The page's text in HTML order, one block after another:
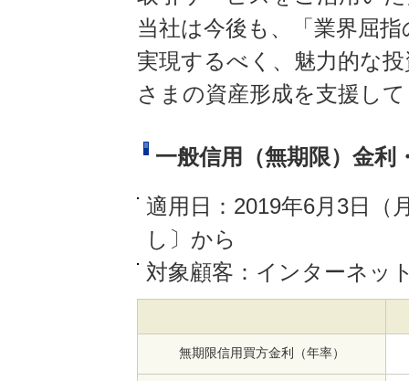
当社は今後も、「業界屈
実現するべく、魅力的な
さまの資産形成を支援し
一般信用（無期限）金利
適用日：2019年6月3日（
し〕から
対象顧客：インターネッ
無期限信用買方金利（年率）